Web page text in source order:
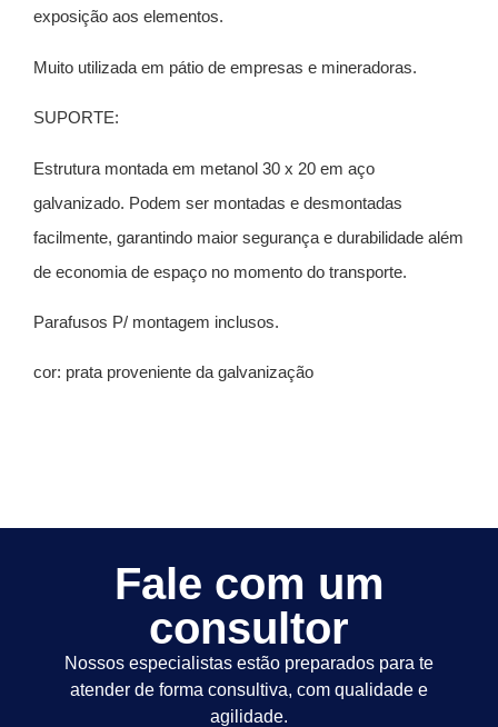
exposição aos elementos.
Muito utilizada em pátio de empresas e mineradoras.
SUPORTE:
Estrutura montada em metanol 30 x 20 em aço
galvanizado. Podem ser montadas e desmontadas
facilmente, garantindo maior segurança e durabilidade além
de economia de espaço no momento do transporte.
Parafusos P/ montagem inclusos.
cor: prata proveniente da galvanização
Fale com um
consultor
Nossos especialistas estão preparados para te
atender de forma consultiva, com qualidade e
agilidade.